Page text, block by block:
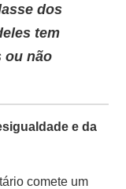
dos
tem
ou não
e da
comete um